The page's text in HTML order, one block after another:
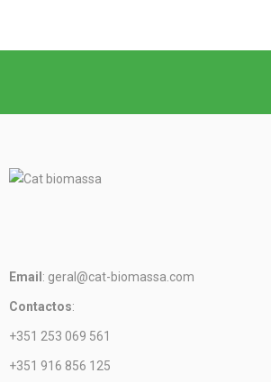
Email : geral@cat-biomassa.com
Contactos:
+351 253 069 561
+351 916 856 125